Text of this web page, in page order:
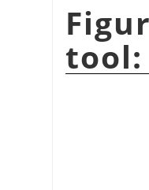
tool: